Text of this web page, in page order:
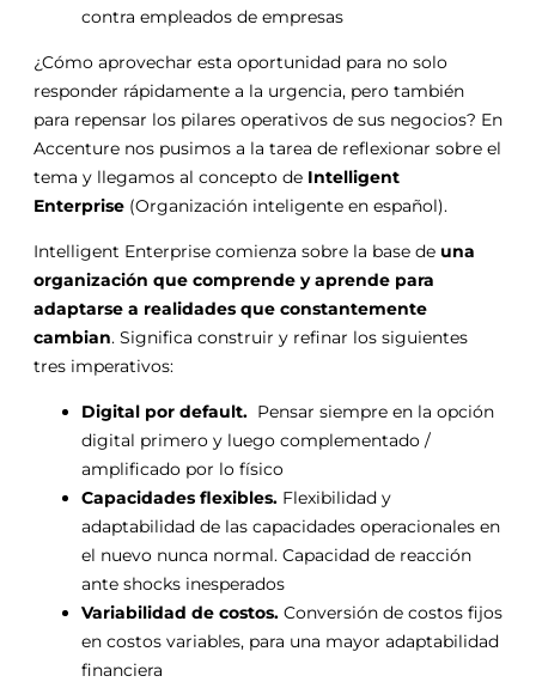
contra empleados de empresas
¿Cómo aprovechar esta oportunidad para no solo
responder rápidamente a la urgencia, pero también
para repensar los pilares operativos de sus negocios? En
Accenture nos pusimos a la tarea de reflexionar sobre el
tema y llegamos al concepto de Intelligent
Enterprise (Organización inteligente en español).
Intelligent Enterprise comienza sobre la base de una
organización que comprende y aprende para
adaptarse a realidades que constantemente
cambian. Significa construir y refinar los siguientes
tres imperativos:
Digital por default. Pensar siempre en la opción
digital primero y luego complementado /
amplificado por lo físico
Capacidades flexibles. Flexibilidad y
adaptabilidad de las capacidades operacionales en
el nuevo nunca normal. Capacidad de reacción
ante shocks inesperados
Variabilidad de costos. Conversión de costos fijos
en costos variables, para una mayor adaptabilidad
financiera